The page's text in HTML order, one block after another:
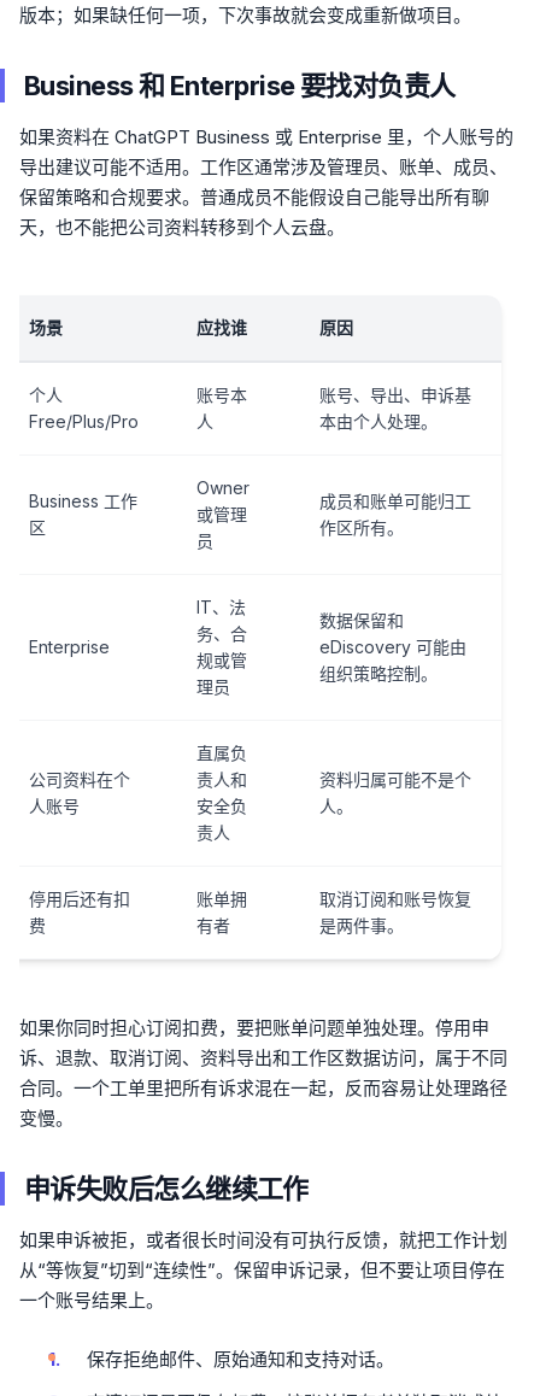
版本；如果缺任何一项，下次事故就会变成重新做项目。
Business 和 Enterprise 要找对负责人
如果资料在 ChatGPT Business 或 Enterprise 里，个人账号的
导出建议可能不适用。工作区通常涉及管理员、账单、成员、
保留策略和合规要求。普通成员不能假设自己能导出所有聊
天，也不能把公司资料转移到个人云盘。
场景 应找谁 原因
个人
Free/Plus/Pro
账号本
人
账号、导出、申诉基
本由个人处理。
Business 工作
区
Owner
或管理
员
成员和账单可能归工
作区所有。
Enterprise
IT、法
务、合
规或管
理员
数据保留和
eDiscovery 可能由
组织策略控制。
公司资料在个
人账号
直属负
责人和
安全负
责人
资料归属可能不是个
人。
停用后还有扣
费
账单拥
有者
取消订阅和账号恢复
是两件事。
如果你同时担心订阅扣费，要把账单问题单独处理。停用申
诉、退款、取消订阅、资料导出和工作区数据访问，属于不同
合同。一个工单里把所有诉求混在一起，反而容易让处理路径
变慢。
申诉失败后怎么继续工作
如果申诉被拒，或者很长时间没有可执行反馈，就把工作计划
从“等恢复”切到“连续性”。保留申诉记录，但不要让项目停在
一个账号结果上。
保存拒绝邮件、原始通知和支持对话。